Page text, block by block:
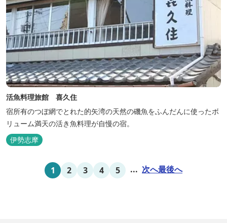
活魚料理旅館 喜久住
宿所有のつぼ網でとれた的矢湾の天然の磯魚をふんだんに使ったボ
リューム満天の活き魚料理が自慢の宿。
伊勢志摩
1 2 3 4 5 ... 次へ最後へ